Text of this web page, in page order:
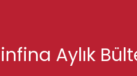
infina Aylık